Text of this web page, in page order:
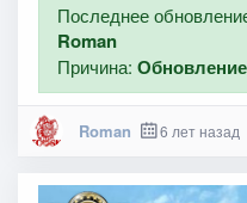
Последнее
Roman
Причина:
Roman 6 лет назад